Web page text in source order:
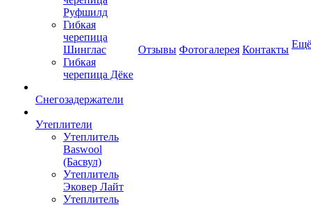
Руфшилд
Гибкая
черепица
Шинглас
Гибкая
черепица Дёке
Снегозадержатели
Утеплители
Утеплитель
Baswool
(Басвул)
Утеплитель
Эковер Лайт
Утеплитель
Отзывы Фотогалерея Контакты Ещё